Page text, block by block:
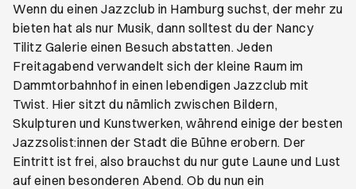
Wenn du einen Jazzclub in Hamburg suchst, der mehr zu
bieten hat als nur Musik, dann solltest du der Nancy
Tilitz Galerie einen Besuch abstatten. Jeden
Freitagabend verwandelt sich der kleine Raum im
Dammtorbahnhof in einen lebendigen Jazzclub mit
Twist. Hier sitzt du nämlich zwischen Bildern,
Skulpturen und Kunstwerken, während einige der besten
Jazzsolist:innen der Stadt die Bühne erobern. Der
Eintritt ist frei, also brauchst du nur gute Laune und Lust
auf einen besonderen Abend. Ob du nun ein